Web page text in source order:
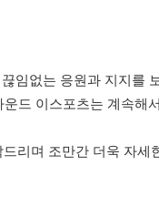
임없는 응원과 지지를
드 이스포츠는 계속해
리며 조만간 더욱 자세